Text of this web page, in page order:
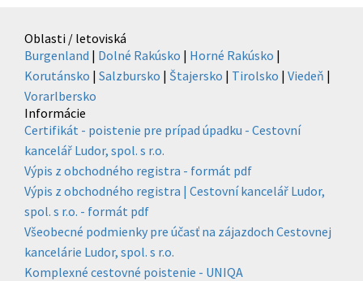
Oblasti / letoviská
Burgenland | Dolné Rakúsko | Horné Rakúsko |
Korutánsko | Salzbursko | Štajersko | Tirolsko | Viedeň |
Vorarlbersko
Informácie
Certifikát - poistenie pre prípad úpadku - Cestovní
kancelář Ludor, spol. s r.o.
Výpis z obchodného registra - formát pdf
Výpis z obchodného registra | Cestovní kancelář Ludor,
spol. s r.o. - formát pdf
Všeobecné podmienky pre účasť na zájazdoch Cestovnej
kancelárie Ludor, spol. s r.o.
Komplexné cestovné poistenie - UNIQA